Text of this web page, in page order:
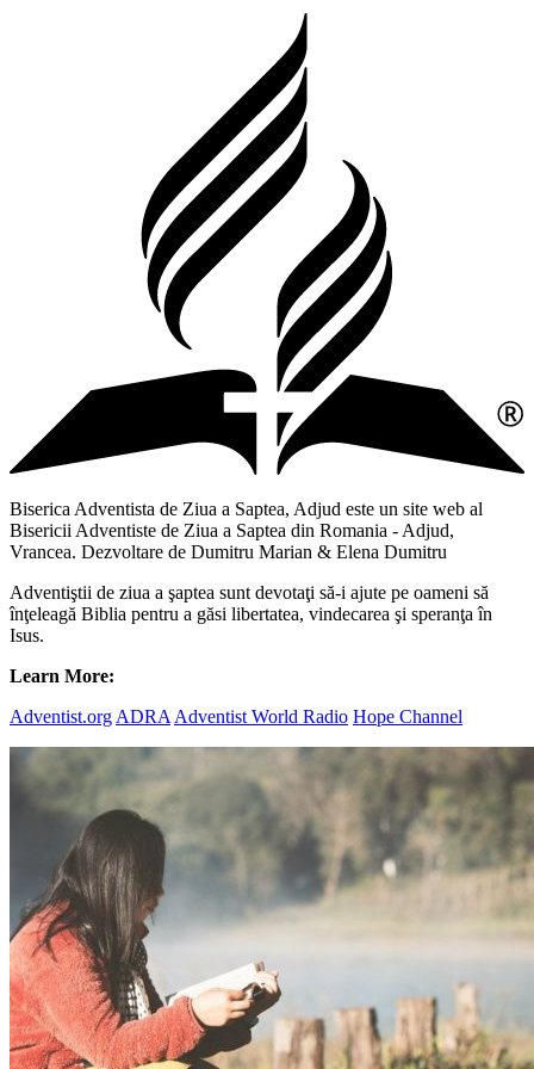
Biserica Adventista de Ziua a Saptea, Adjud este un site web al
Bisericii Adventiste de Ziua a Saptea din Romania - Adjud,
Vrancea. Dezvoltare de Dumitru Marian & Elena Dumitru
Adventiştii de ziua a şaptea sunt devotaţi să-i ajute pe oameni să
înţeleagă Biblia pentru a găsi libertatea, vindecarea şi speranţa în
Isus.
Learn More:
Adventist.org ADRA Adventist World Radio Hope Channel